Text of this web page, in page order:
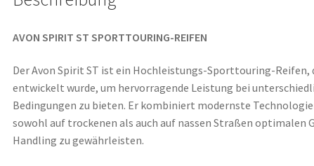
AVON SPIRIT ST SPORTTOURING-REIFEN
Der Avon Spirit ST ist ein Hochleistungs-Sporttouring-Reifen,
entwickelt wurde, um hervorragende Leistung bei
Bedingungen zu bieten. Er kombiniert modernste
sowohl auf trockenen als auch auf nassen Straßen optimalen
Handling zu gewährleisten.